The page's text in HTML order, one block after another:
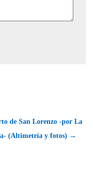
de San Lorenzo -por La
(Altimetría y fotos) →